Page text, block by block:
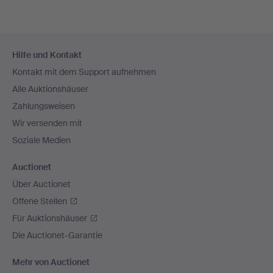
Navigation
Hilfe und Kontakt
Kontakt mit dem Support aufnehmen
Alle Auktionshäuser
Zahlungsweisen
Wir versenden mit
Soziale Medien
Auctionet
Über Auctionet
Offene Stellen
Für Auktionshäuser
Die Auctionet-Garantie
Mehr von Auctionet